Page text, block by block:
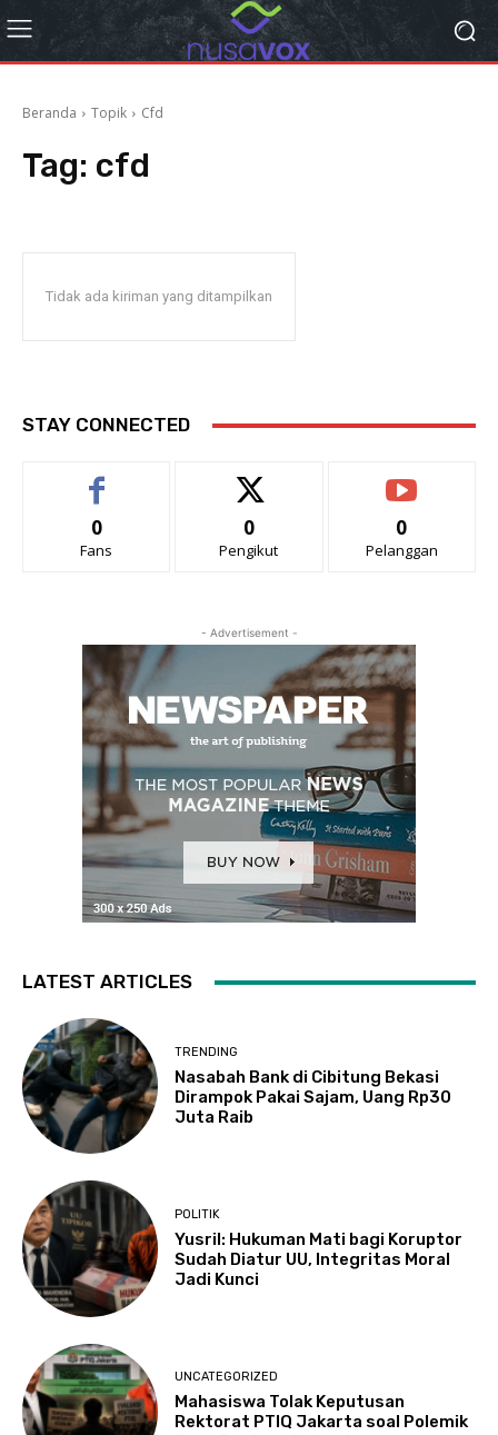
Beranda Topik Cfd
Tag: cfd
Tidak ada kiriman yang ditampilkan
STAY CONNECTED
0
Fans
0
Pengikut
0
Pelanggan
- Advertisement -
LATEST ARTICLES
TRENDING
Nasabah Bank di Cibitung Bekasi
Dirampok Pakai Sajam, Uang Rp30
Juta Raib
POLITIK
Yusril: Hukuman Mati bagi Koruptor
Sudah Diatur UU, Integritas Moral
Jadi Kunci
UNCATEGORIZED
Mahasiswa Tolak Keputusan
Rektorat PTIQ Jakarta soal Polemik